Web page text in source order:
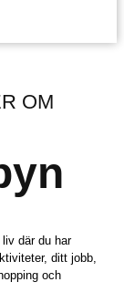
OM
där du har
ditt jobb,
och